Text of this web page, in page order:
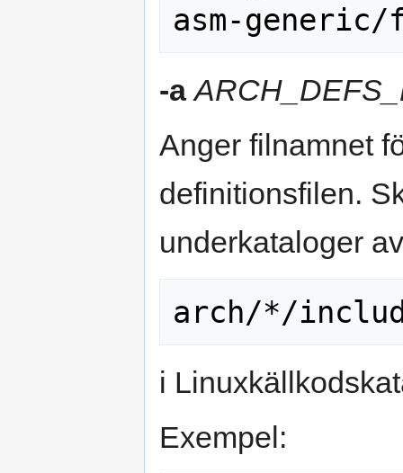
-a
Anger filnamnet
definitionsfilen.
underkataloger
i
Exempel: